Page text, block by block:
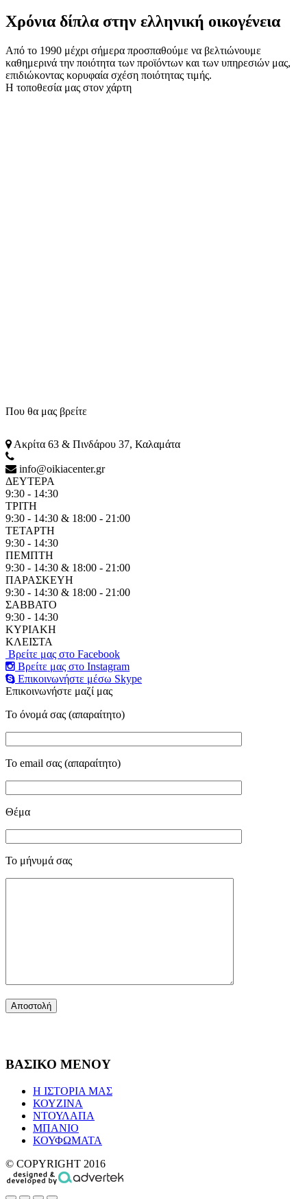
Χρόνια δίπλα στην ελληνική οικογένεια
Από το 1990 μέχρι σήμερα προσπαθούμε να βελτιώνουμε
καθημερινά την ποιότητα των προϊόντων και των υπηρεσιών μας,
επιδιώκοντας κορυφαία σχέση ποιότητας τιμής.
Η τοποθεσία μας στον χάρτη
Που θα μας βρείτε
Ακρίτα 63 & Πινδάρου 37, Καλαμάτα
info@oikiacenter.gr
ΔΕΥΤΕΡΑ
9:30 - 14:30
ΤΡΙΤΗ
9:30 - 14:30 & 18:00 - 21:00
ΤΕΤΑΡΤΗ
9:30 - 14:30
ΠΕΜΠΤΗ
9:30 - 14:30 & 18:00 - 21:00
ΠΑΡΑΣΚΕΥΗ
9:30 - 14:30 & 18:00 - 21:00
ΣΑΒΒΑΤΟ
9:30 - 14:30
ΚΥΡΙΑΚΗ
ΚΛΕΙΣΤΑ
Βρείτε μας στο Facebook
Βρείτε μας στο Instagram
Επικοινωνήστε μέσω Skype
Επικοινωνήστε μαζί μας
Το όνομά σας (απαραίτητο)
Το email σας (απαραίτητο)
Θέμα
Το μήνυμά σας
ΒΑΣΙΚΟ ΜΕΝΟΥ
Η ΙΣΤΟΡΙΑ ΜΑΣ
ΚΟΥΖΙΝΑ
ΝΤΟΥΛΑΠΑ
ΜΠΑΝΙΟ
ΚΟΥΦΩΜΑΤΑ
© COPYRIGHT 2016